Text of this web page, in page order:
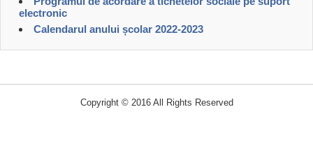
electronic
Calendarul anului școlar 2022-2023
Copyright © 2016 All Rights Reserved